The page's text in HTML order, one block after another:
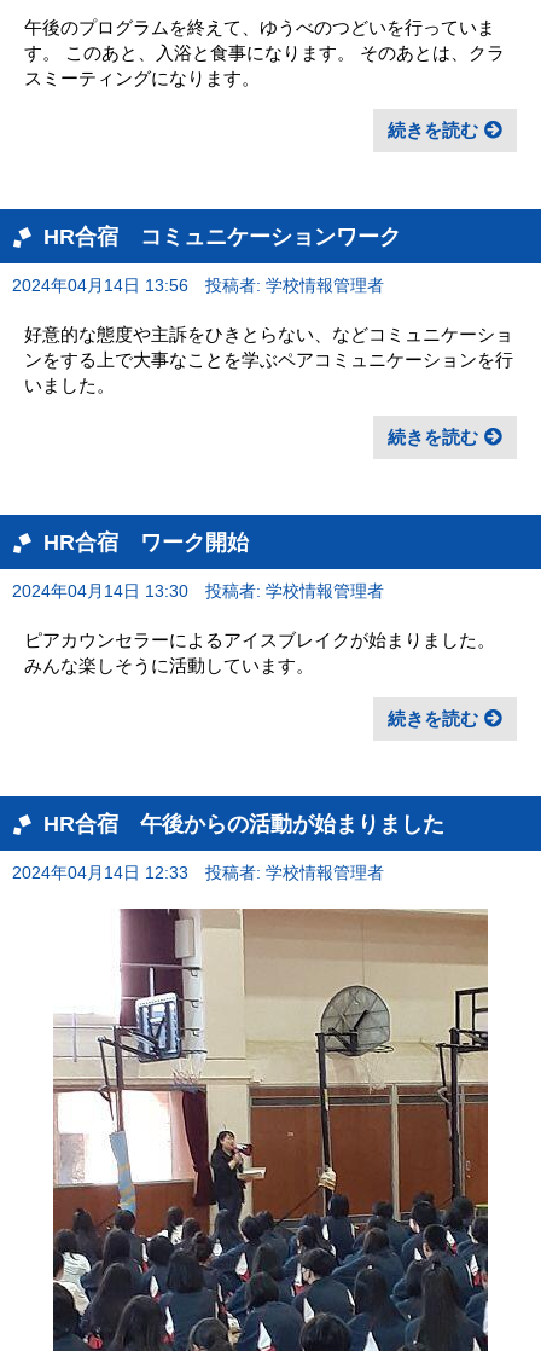
午後のプログラムを終えて、ゆうべのつどいを行っていま
す。 このあと、入浴と食事になります。 そのあとは、クラ
スミーティングになります。
続きを読む
HR合宿 コミュニケーションワーク
2024年04月14日 13:56 投稿者: 学校情報管理者
好意的な態度や主訴をひきとらない、などコミュニケーショ
ンをする上で大事なことを学ぶペアコミュニケーションを行
いました。
続きを読む
HR合宿 ワーク開始
2024年04月14日 13:30 投稿者: 学校情報管理者
ピアカウンセラーによるアイスブレイクが始まりました。
みんな楽しそうに活動しています。
続きを読む
HR合宿 午後からの活動が始まりました
2024年04月14日 12:33 投稿者: 学校情報管理者